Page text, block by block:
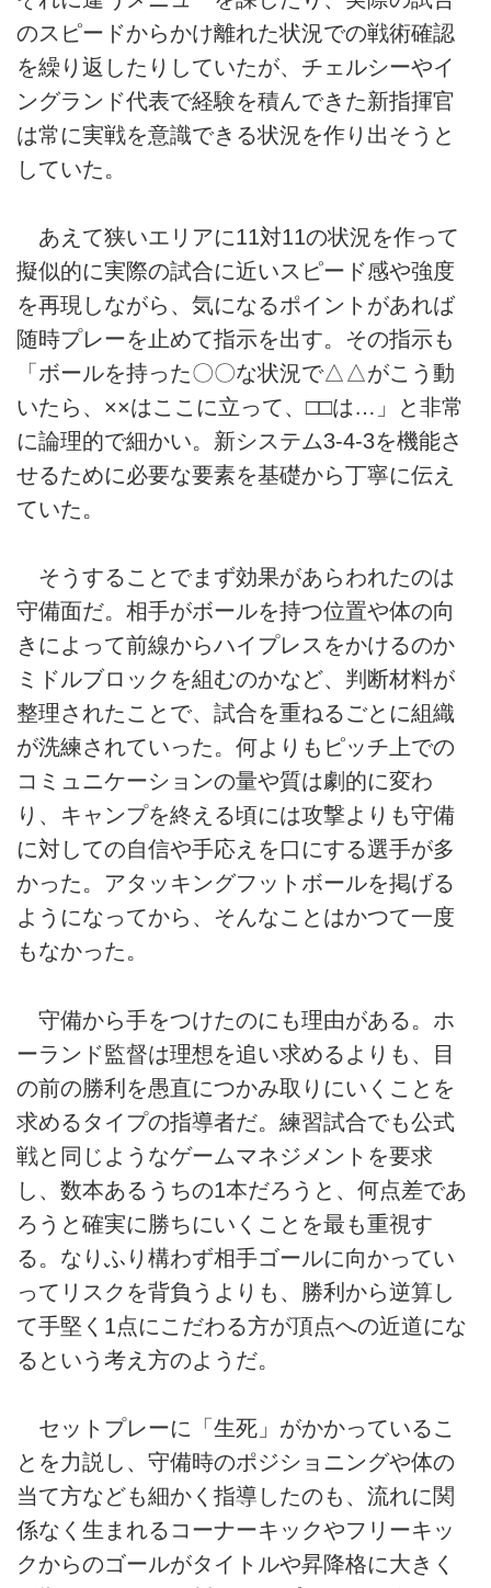
のスピードからかけ離れた状況での戦術確認
を繰り返したりしていたが、チェルシーやイ
ングランド代表で経験を積んできた新指揮官
は常に実戦を意識できる状況を作り出そうと
していた。
あえて狭いエリアに11対11の状況を作って
擬似的に実際の試合に近いスピード感や強度
を再現しながら、気になるポイントがあれば
随時プレーを止めて指示を出す。その指示も
「ボールを持った〇〇な状況で△△がこう動
いたら、××はここに立って、□□は…」と非常
に論理的で細かい。新システム3-4-3を機能さ
せるために必要な要素を基礎から丁寧に伝え
ていた。
そうすることでまず効果があらわれたのは
守備面だ。相手がボールを持つ位置や体の向
きによって前線からハイプレスをかけるのか
ミドルブロックを組むのかなど、判断材料が
整理されたことで、試合を重ねるごとに組織
が洗練されていった。何よりもピッチ上での
コミュニケーションの量や質は劇的に変わ
り、キャンプを終える頃には攻撃よりも守備
に対しての自信や手応えを口にする選手が多
かった。アタッキングフットボールを掲げる
ようになってから、そんなことはかつて一度
もなかった。
守備から手をつけたのにも理由がある。ホ
ーランド監督は理想を追い求めるよりも、目
の前の勝利を愚直につかみ取りにいくことを
求めるタイプの指導者だ。練習試合でも公式
戦と同じようなゲームマネジメントを要求
し、数本あるうちの1本だろうと、何点差であ
ろうと確実に勝ちにいくことを最も重視す
る。なりふり構わず相手ゴールに向かってい
ってリスクを背負うよりも、勝利から逆算し
て手堅く1点にこだわる方が頂点への近道にな
るという考え方のようだ。
セットプレーに「生死」がかかっているこ
とを力説し、守備時のポジショニングや体の
当て方なども細かく指導したのも、流れに関
係なく生まれるコーナーキックやフリーキッ
クからのゴールがタイトルや昇降格に大きく